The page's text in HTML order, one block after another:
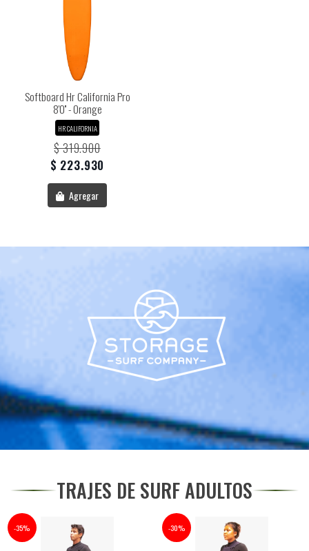
Softboard Hr California Pro
8'0'' - Orange
HR CALIFORNIA
$ 319.900
$ 223.930
Agregar
TRAJES DE SURF ADULTOS
-35% -30%